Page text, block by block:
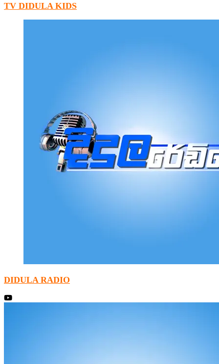
TV DIDULA KIDS
DIDULA RADIO